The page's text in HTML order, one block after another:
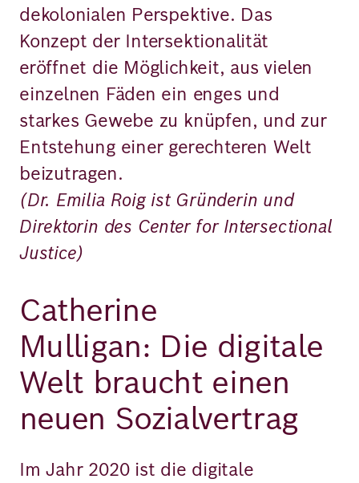
dekolonialen Perspektive. Das
Konzept der Intersektionalität
eröffnet die Möglichkeit, aus vielen
einzelnen Fäden ein enges und
starkes Gewebe zu knüpfen, und zur
Entstehung einer gerechteren Welt
beizutragen.
(Dr. Emilia Roig ist Gründerin und
Direktorin des Center for Intersectional
Justice)
Catherine
Mulligan: Die digitale
Welt braucht einen
neuen Sozialvertrag
Im Jahr 2020 ist die digitale